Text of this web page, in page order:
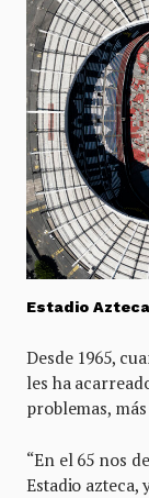
Estadio
Desde 1965,
les ha
problemas,
“En el 65 nos
Estadio azteca,